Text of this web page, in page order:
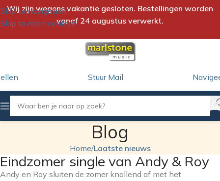
Skip to navigation
Skip to main content
Wij zijn wegens vakantie gesloten. Bestellingen worden
vanaf 24 augustus verwerkt.
Stuur Mail
Blog
Home/Laatste nieuws
Eindzomer single van Andy & Roy
Andy en Roy sluiten de zomer knallend af met het